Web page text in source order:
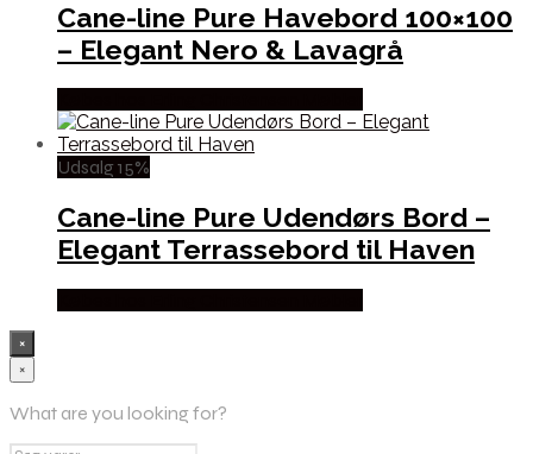
Cane-line Pure Havebord 100×100
– Elegant Nero & Lavagrå
Udsalg 15%
Cane-line Pure Udendørs Bord –
Elegant Terrassebord til Haven
×
×
What are you looking for?